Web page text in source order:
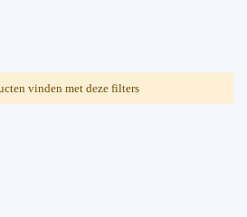
vinden met deze filters